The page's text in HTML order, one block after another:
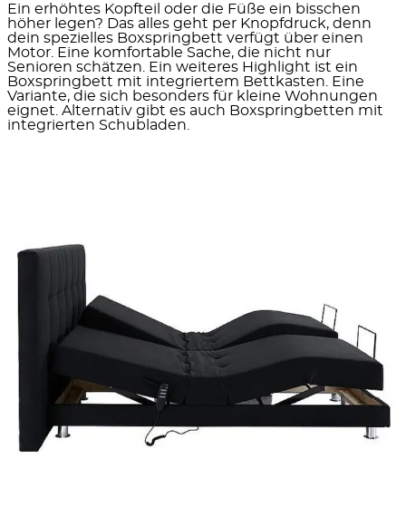
Ein erhöhtes Kopfteil oder die Füße ein bisschen
höher legen? Das alles geht per Knopfdruck, denn
dein spezielles Boxspringbett verfügt über einen
Motor. Eine komfortable Sache, die nicht nur
Senioren schätzen. Ein weiteres Highlight ist ein
Boxspringbett mit integriertem Bettkasten. Eine
Variante, die sich besonders für kleine Wohnungen
eignet. Alternativ gibt es auch Boxspringbetten mit
integrierten Schubladen.